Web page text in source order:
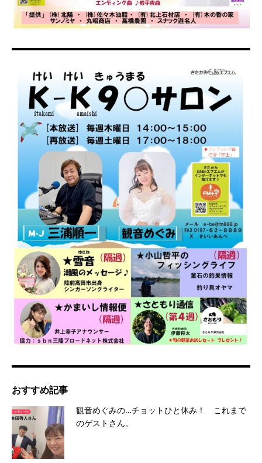
おすすめ記事
観音めぐみの…チョットひと休み！ これまで
のゲストさん。